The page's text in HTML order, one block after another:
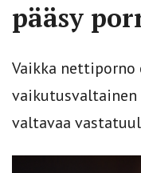
pääsy
Vaikka nettiporno
vaikutusvaltainen
valtavaa